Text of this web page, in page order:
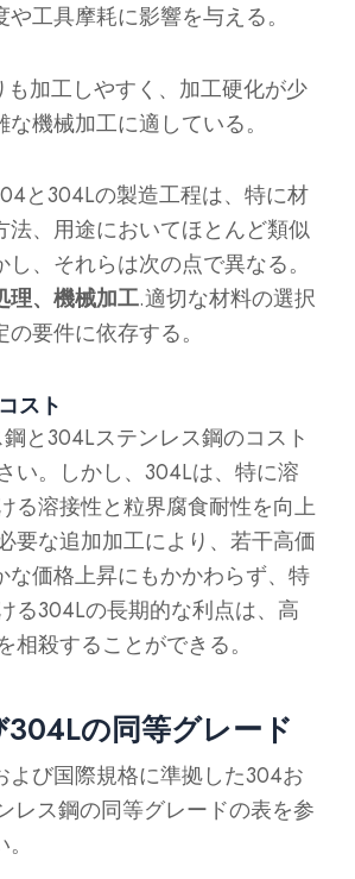
工具摩耗に影響を与える。
も加工しやすく、加工硬化が少
機械加工に適している。
と304Lの製造工程は、特に材
法、用途においてほとんど類似
し、それらは次の点で異なる。
理、機械加工.適切な材料の選択
要件に依存する。
スト
と304Lステンレス鋼のコスト
い。しかし、304Lは、特に溶
る溶接性と粒界腐食耐性を向上
要な追加加工により、若干高価
な価格上昇にもかかわらず、特
る304Lの長期的な利点は、高
相殺することができる。
の同等グレード
よび国際規格に準拠した304お
レス鋼の同等グレードの表を参